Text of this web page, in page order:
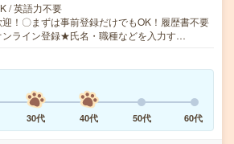
/ 英語力不要
！〇まずは事前登録だけでもOK！履歴書不要
ンライン登録★氏名・職種などを入力す…
30代 40代 50代 60代